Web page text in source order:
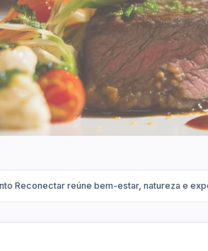
Reconectar reúne bem-estar, natureza e